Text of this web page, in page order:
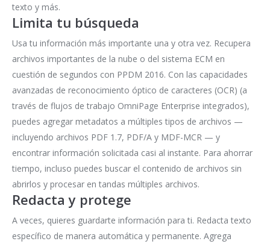
texto y más.
Limita tu búsqueda
Usa tu información más importante una y otra vez. Recupera
archivos importantes de la nube o del sistema ECM en
cuestión de segundos con PPDM 2016. Con las capacidades
avanzadas de reconocimiento óptico de caracteres (OCR) (a
través de flujos de trabajo OmniPage Enterprise integrados),
puedes agregar metadatos a múltiples tipos de archivos —
incluyendo archivos PDF 1.7, PDF/A y MDF-MCR — y
encontrar información solicitada casi al instante. Para ahorrar
tiempo, incluso puedes buscar el contenido de archivos sin
abrirlos y procesar en tandas múltiples archivos.
Redacta y protege
A veces, quieres guardarte información para ti. Redacta texto
específico de manera automática y permanente. Agrega